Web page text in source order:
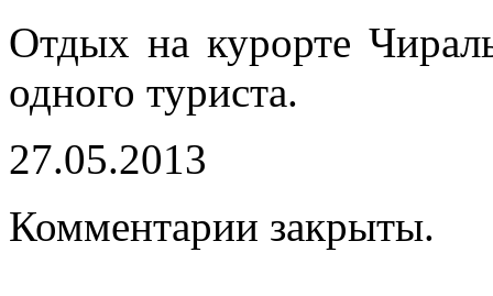
Отдых на курорте
одного туриста.
27.05.2013
Комментарии закрыты.